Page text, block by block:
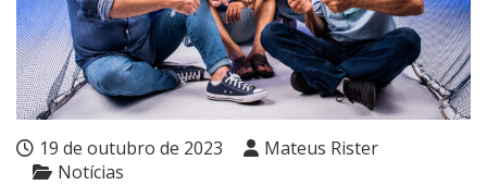
19 de outubro de 2023
Mateus Rister
Notícias